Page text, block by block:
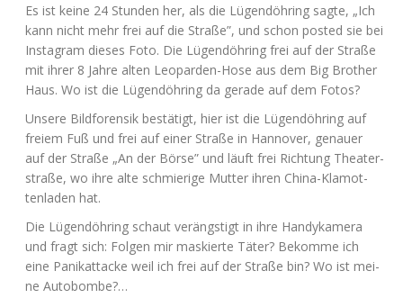
Es ist kei­ne 24 Stun­den her, als die Lügen­döh­ring sag­te, „Ich
kann nicht mehr frei auf die Stra­ße”, und schon pos­ted sie bei
Insta­gram die­ses Foto. Die Lügen­döh­ring frei auf der Stra­ße
mit ihrer 8 Jah­re alten Leo­par­den-Hose aus dem Big Brot­her
Haus. Wo ist die Lügen­döh­ring da gera­de auf dem Fotos?
Unse­re Bild­fo­ren­sik bestä­tigt, hier ist die Lügen­döh­ring auf
frei­em Fuß und frei auf einer Stra­ße in Han­no­ver, genau­er
auf der Stra­ße „An der Bör­se” und läuft frei Rich­tung Thea­ter­
stra­ße, wo ihre alte schmie­ri­ge Mut­ter ihren Chi­na-Kla­mot­
ten­la­den hat.
Die Lügen­döh­ring schaut ver­ängs­tigt in ihre Han­dy­ka­me­ra
und fragt sich: Fol­gen mir mas­kier­te Täter? Bekom­me ich
eine Panik­at­ta­cke weil ich frei auf der Stra­ße bin? Wo ist mei­
ne Autobombe?…